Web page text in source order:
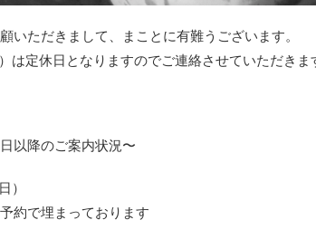
いただきまして、まことに有難うございます。
は定休日となりますのでご連絡させていただきま
以降のご案内状況〜
）
約で埋まっております